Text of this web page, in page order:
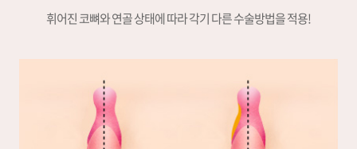
휘어진 코뼈와 연골 상태에 따라 각기 다른 수술방법을 적용!